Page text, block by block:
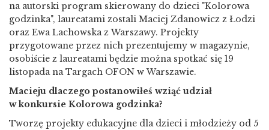
na autorski program skierowany do dzieci "Kolorowa
godzinka", laureatami zostali Maciej Zdanowicz z Łodzi
oraz Ewa Lachowska z Warszawy. Projekty
przygotowane przez nich prezentujemy w magazynie,
osobiście z laureatami będzie można spotkać się 19
listopada na Targach OFON w Warszawie.
Macieju dlaczego postanowiłeś wziąć udział
w konkursie Kolorowa godzinka?
Tworzę projekty edukacyjne dla dzieci i młodzieży od 5